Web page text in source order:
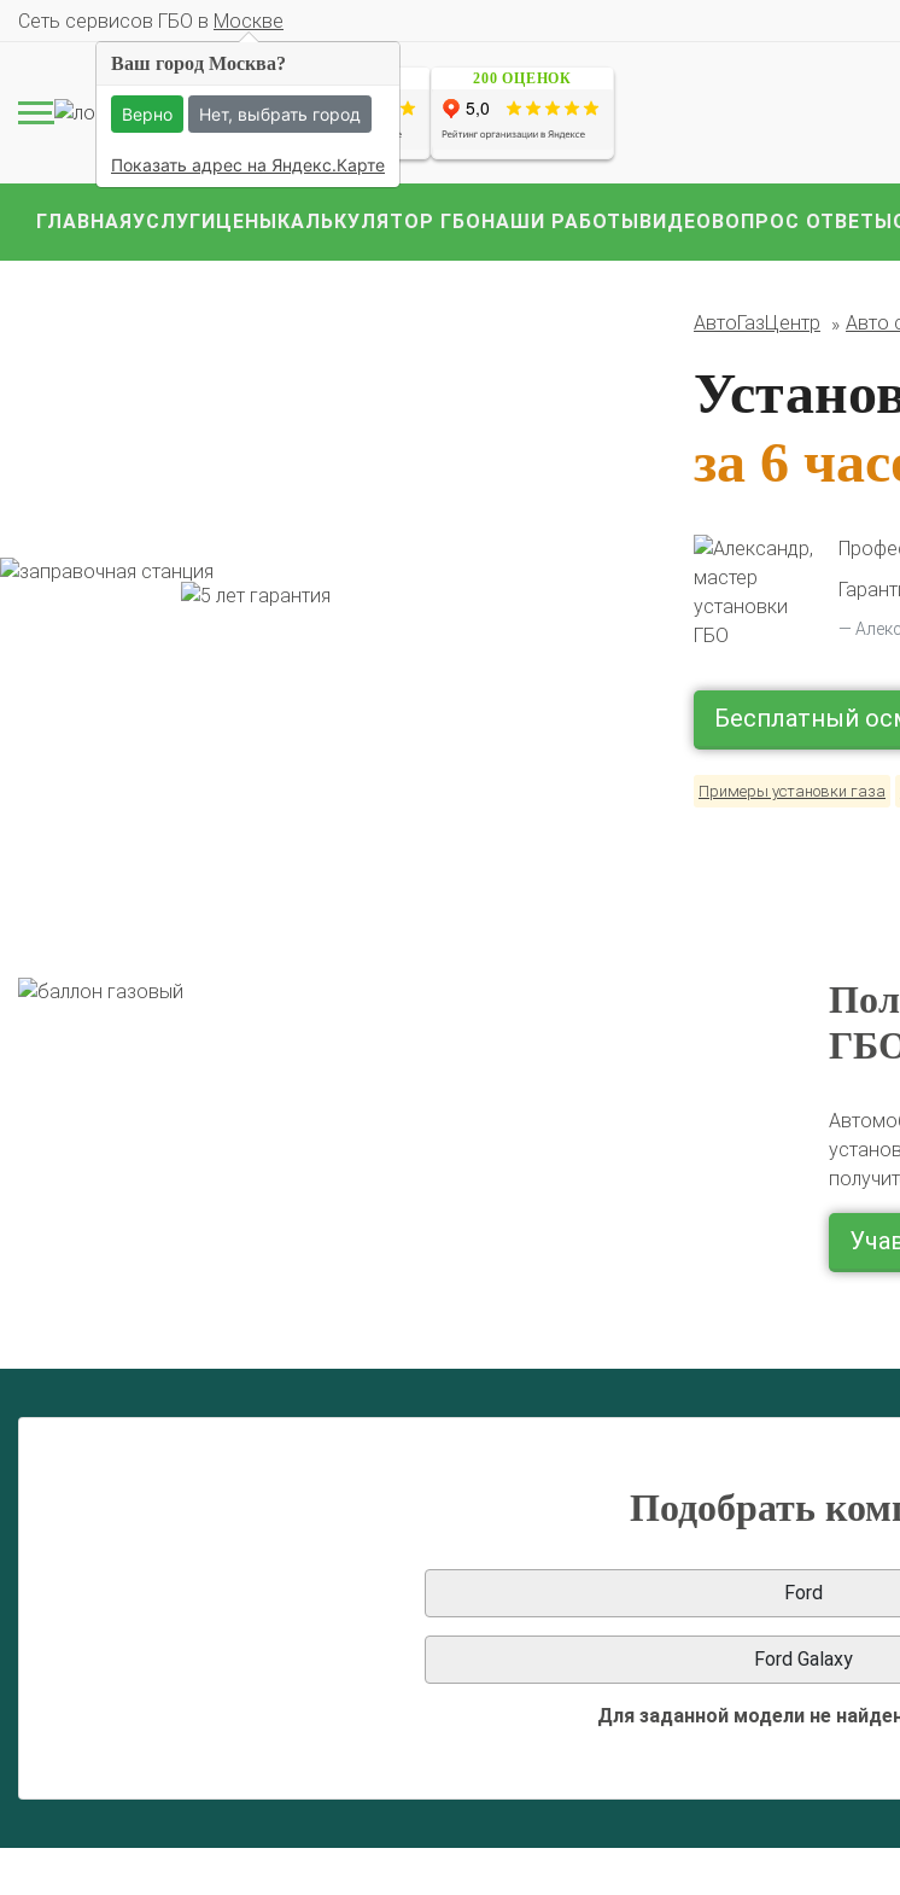
Cеть сервисов ГБО в Москве
Skoda Toyota
200 ОЦЕНОК
ГЛАВНАЯУСЛУГИЦЕНЫКАЛЬКУЛЯТОР ГБОНАШИ РАБОТЫВИДЕОВОПРОС ОТВЕТЫ
АвтоГазЦентр Авто
за 6
Бесплатный
Примеры установки газа
Подобрать
Ford
Ford Galaxy
Для заданной модели не
Ваш город Москва?
Верно Нет, выбрать город
Показать адрес на Яндекс.Карте